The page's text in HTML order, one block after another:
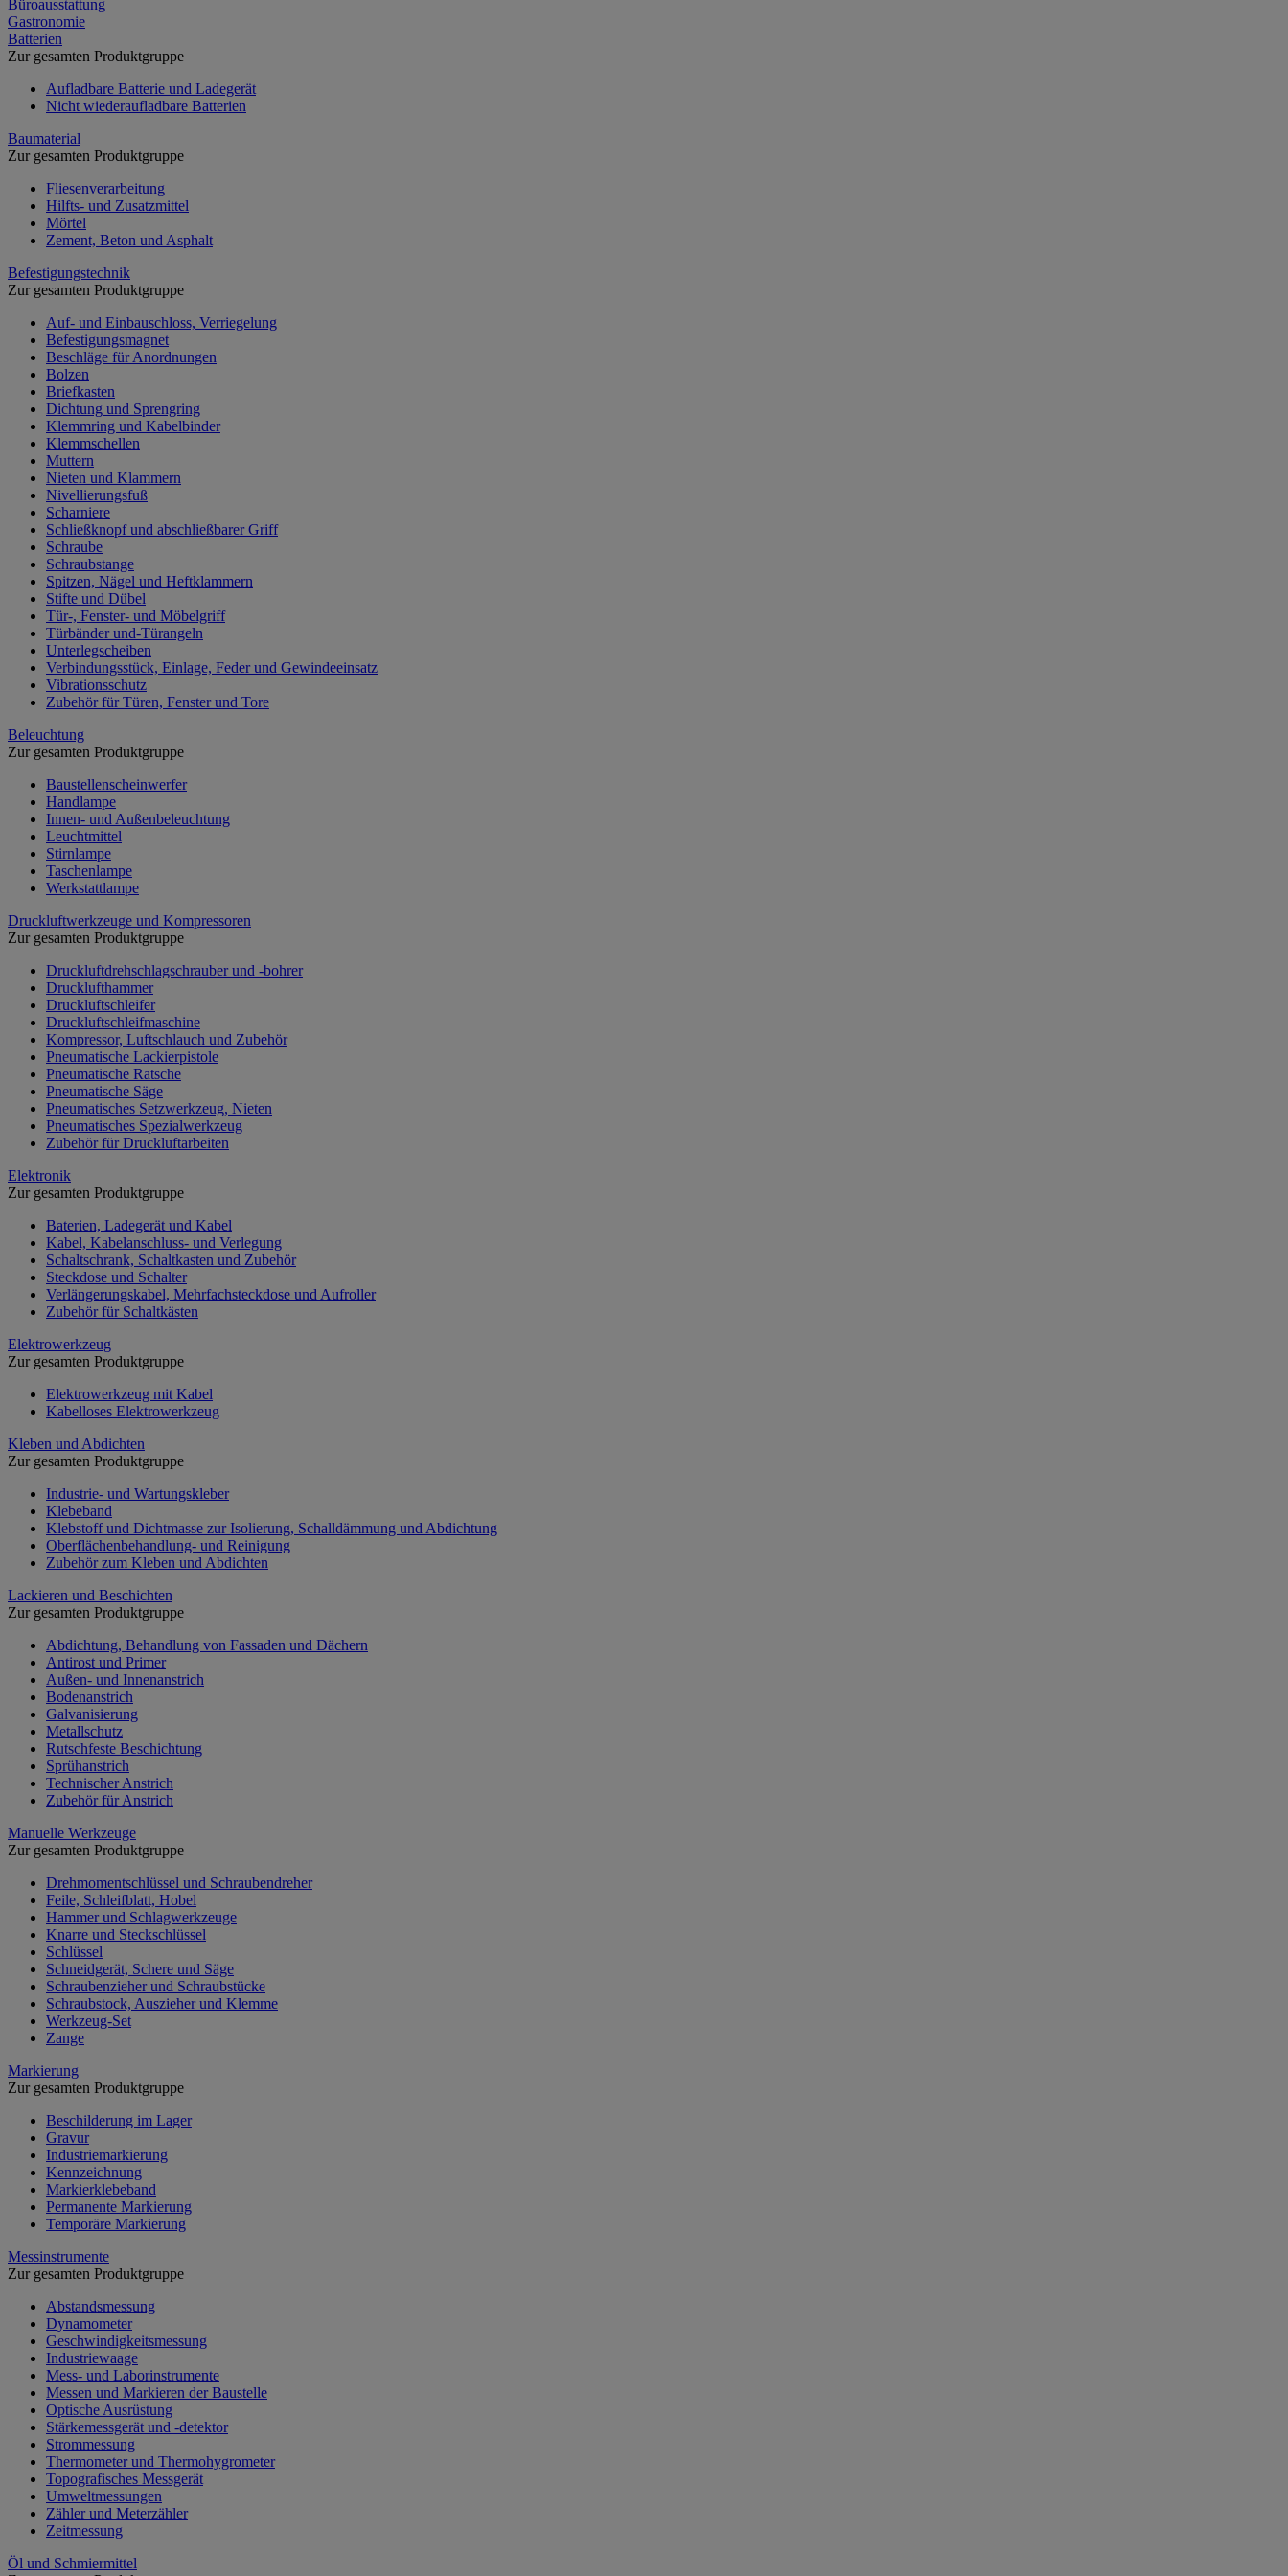
Büroausstattung
Gastronomie
Batterien
Zur gesamten Produktgruppe
Aufladbare Batterie und Ladegerät
Nicht wiederaufladbare Batterien
Baumaterial
Zur gesamten Produktgruppe
Fliesenverarbeitung
Hilfts- und Zusatzmittel
Mörtel
Zement, Beton und Asphalt
Befestigungstechnik
Zur gesamten Produktgruppe
Auf- und Einbauschloss, Verriegelung
Befestigungsmagnet
Beschläge für Anordnungen
Bolzen
Briefkasten
Dichtung und Sprengring
Klemmring und Kabelbinder
Klemmschellen
Muttern
Nieten und Klammern
Nivellierungsfuß
Scharniere
Schließknopf und abschließbarer Griff
Schraube
Schraubstange
Spitzen, Nägel und Heftklammern
Stifte und Dübel
Tür-, Fenster- und Möbelgriff
Türbänder und-Türangeln
Unterlegscheiben
Verbindungsstück, Einlage, Feder und Gewindeeinsatz
Vibrationsschutz
Zubehör für Türen, Fenster und Tore
Beleuchtung
Zur gesamten Produktgruppe
Baustellenscheinwerfer
Handlampe
Innen- und Außenbeleuchtung
Leuchtmittel
Stirnlampe
Taschenlampe
Werkstattlampe
Druckluftwerkzeuge und Kompressoren
Zur gesamten Produktgruppe
Druckluftdrehschlagschrauber und -bohrer
Drucklufthammer
Druckluftschleifer
Druckluftschleifmaschine
Kompressor, Luftschlauch und Zubehör
Pneumatische Lackierpistole
Pneumatische Ratsche
Pneumatische Säge
Pneumatisches Setzwerkzeug, Nieten
Pneumatisches Spezialwerkzeug
Zubehör für Druckluftarbeiten
Elektronik
Zur gesamten Produktgruppe
Baterien, Ladegerät und Kabel
Kabel, Kabelanschluss- und Verlegung
Schaltschrank, Schaltkasten und Zubehör
Steckdose und Schalter
Verlängerungskabel, Mehrfachsteckdose und Aufroller
Zubehör für Schaltkästen
Elektrowerkzeug
Zur gesamten Produktgruppe
Elektrowerkzeug mit Kabel
Kabelloses Elektrowerkzeug
Kleben und Abdichten
Zur gesamten Produktgruppe
Industrie- und Wartungskleber
Klebeband
Klebstoff und Dichtmasse zur Isolierung, Schalldämmung und Abdichtung
Oberflächenbehandlung- und Reinigung
Zubehör zum Kleben und Abdichten
Lackieren und Beschichten
Zur gesamten Produktgruppe
Abdichtung, Behandlung von Fassaden und Dächern
Antirost und Primer
Außen- und Innenanstrich
Bodenanstrich
Galvanisierung
Metallschutz
Rutschfeste Beschichtung
Sprühanstrich
Technischer Anstrich
Zubehör für Anstrich
Manuelle Werkzeuge
Zur gesamten Produktgruppe
Drehmomentschlüssel und Schraubendreher
Feile, Schleifblatt, Hobel
Hammer und Schlagwerkzeuge
Knarre und Steckschlüssel
Schlüssel
Schneidgerät, Schere und Säge
Schraubenzieher und Schraubstücke
Schraubstock, Auszieher und Klemme
Werkzeug-Set
Zange
Markierung
Zur gesamten Produktgruppe
Beschilderung im Lager
Gravur
Industriemarkierung
Kennzeichnung
Markierklebeband
Permanente Markierung
Temporäre Markierung
Messinstrumente
Zur gesamten Produktgruppe
Abstandsmessung
Dynamometer
Geschwindigkeitsmessung
Industriewaage
Mess- und Laborinstrumente
Messen und Markieren der Baustelle
Optische Ausrüstung
Stärkemessgerät und -detektor
Strommessung
Thermometer und Thermohygrometer
Topografisches Messgerät
Umweltmessungen
Zähler und Meterzähler
Zeitmessung
Öl und Schmiermittel